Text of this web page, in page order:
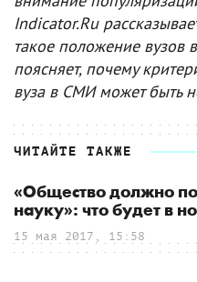
Indicator.Ru
такое положение вузов
поясняет, почему
вуза в СМИ может быть
ЧИТАЙТЕ ТАКЖЕ
«Общество должно
науку»: что будет в
15 мая 2017, 15:58